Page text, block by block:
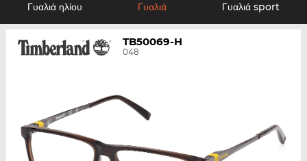
Γυαλιά ηλίου Γυαλιά Γυαλιά sport
TB50069-H
048